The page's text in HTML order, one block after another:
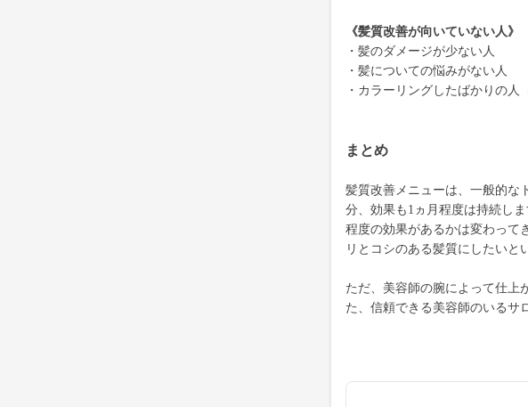
《髪質改善が向いていない人》
・髪のダメージが少ない人
・髪についての悩みがない人
・カラーリングしたばかりの人
まとめ
髪質改善メニューは、一般的な
分、効果も1ヵ月程度は持続し
程度の効果があるかは変わって
リとコシのある髪質にしたいと
ただ、美容師の腕によって仕上
た、信頼できる美容師のいるサ